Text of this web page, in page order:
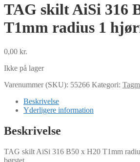
TAG skilt AiSi 316
T1mm radius 1
0,00 kr.
Ikke på lager
Varenummer (SKU): 55266 Kategori:
Beskrivelse
Yderligere information
Beskrivelse
TAG skilt AiSi 316 B50 x H20 T1mm
børstet